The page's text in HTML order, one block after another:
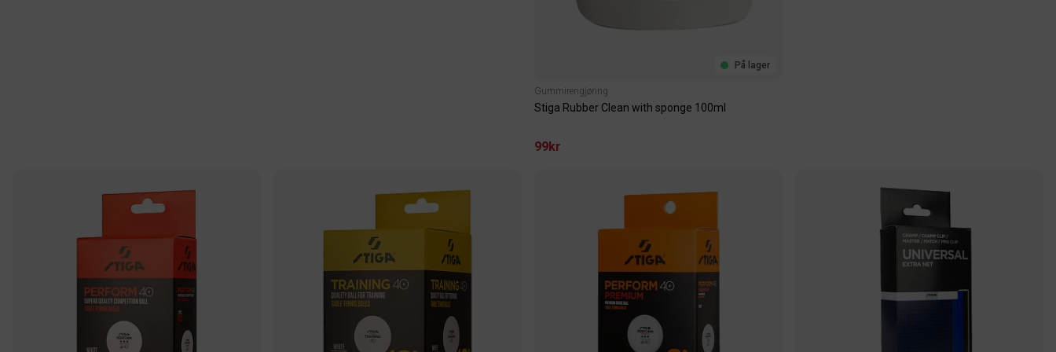
På lager
Gummirengjøring
Stiga Rubber Clean with sponge 100ml
99kr